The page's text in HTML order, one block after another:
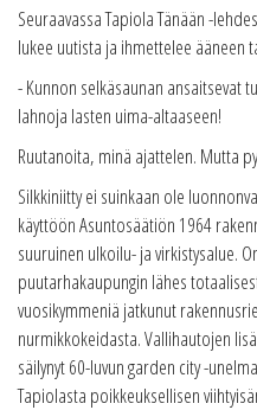
Seuraavassa Tapiola Tänään -
lukee uutista ja ihmettelee ääneen
- Kunnon selkäsaunan ansaitsevat
lahnoja lasten uima-altaaseen!
Ruutanoita, minä ajattelen. Mutta
Silkkiniitty ei suinkaan ole
käyttöön Asuntosäätiön 1964
suuruinen ulkoilu- ja virkistysalue.
puutarhakaupungin lähes
vuosikymmeniä jatkunut
nurmikkokeidasta. Vallihautojen
säilynyt 60-luvun garden city -
Tapiolasta poikkeuksellisen